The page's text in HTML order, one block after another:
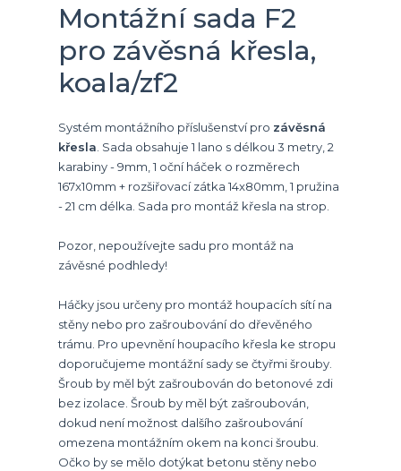
Montážní sada F2
pro závěsná křesla,
koala/zf2
Systém montážního příslušenství pro závěsná
křesla . Sada obsahuje 1 lano s délkou 3 metry, 2
karabiny - 9mm, 1 oční háček o rozměrech
167x10mm + rozšiřovací zátka 14x80mm, 1 pružina
- 21 cm délka. Sada pro montáž křesla na strop.
Pozor, nepoužívejte sadu pro montáž na
závěsné podhledy!
Háčky jsou určeny pro montáž houpacích sítí na
stěny nebo pro zašroubování do dřevěného
trámu. Pro upevnění houpacího křesla ke stropu
doporučujeme montážní sady se čtyřmi šrouby.
Šroub by měl být zašroubován do betonové zdi
bez izolace. Šroub by měl být zašroubován,
dokud není možnost dalšího zašroubování
omezena montážním okem na konci šroubu.
Očko by se mělo dotýkat betonu stěny nebo